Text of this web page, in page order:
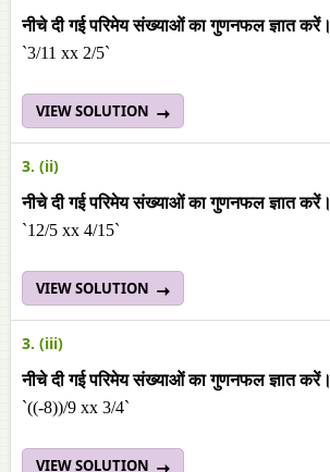
नीचे दी गई परिमेय संख्याओं का गुणनफल ज्ञात करें।
`3/11 xx 2/5`
VIEW SOLUTION
3. (ii)
नीचे दी गई परिमेय संख्याओं का गुणनफल ज्ञात करें।
`12/5 xx 4/15`
VIEW SOLUTION
3. (iii)
नीचे दी गई परिमेय संख्याओं का गुणनफल ज्ञात करें।
`((-8))/9 xx 3/4`
VIEW SOLUTION